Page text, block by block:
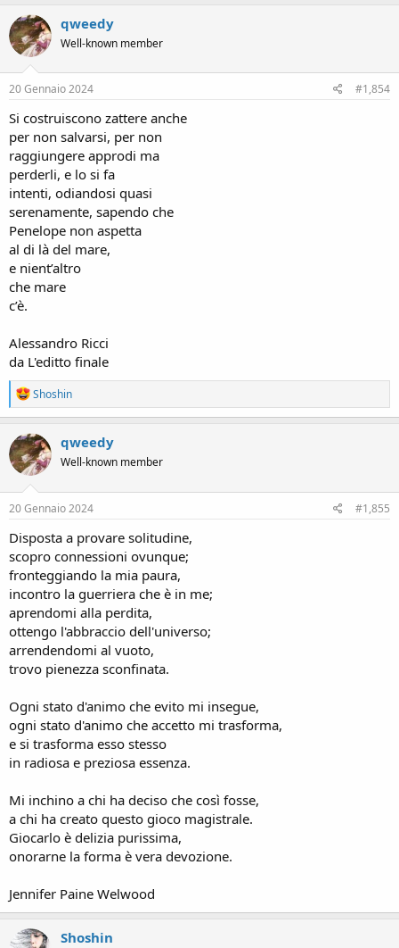
c
t
i
n
s
qweedy
Well-known member
20 Gennaio 2024 #1,854
Si costruiscono zattere anche
per non salvarsi, per non
raggiungere approdi ma
perderli, e lo si fa
intenti, odiandosi quasi
serenamente, sapendo che
Penelope non aspetta
al di là del mare,
e nient’altro
che mare
c’è.
Alessandro Ricci
da L'editto finale
R
e
a
c
t
i
o
n
s
Shoshin
qweedy
Well-known member
20 Gennaio 2024 #1,855
Disposta a provare solitudine,
scopro connessioni ovunque;
fronteggiando la mia paura,
incontro la guerriera che è in me;
aprendomi alla perdita,
ottengo l'abbraccio dell'universo;
arrendendomi al vuoto,
trovo pienezza sconfinata.
Ogni stato d'animo che evito mi insegue,
ogni stato d'animo che accetto mi trasforma,
e si trasforma esso stesso
in radiosa e preziosa essenza.
Mi inchino a chi ha deciso che così fosse,
a chi ha creato questo gioco magistrale.
Giocarlo è delizia purissima,
onorarne la forma è vera devozione.
Jennifer Paine Welwood
Shoshin